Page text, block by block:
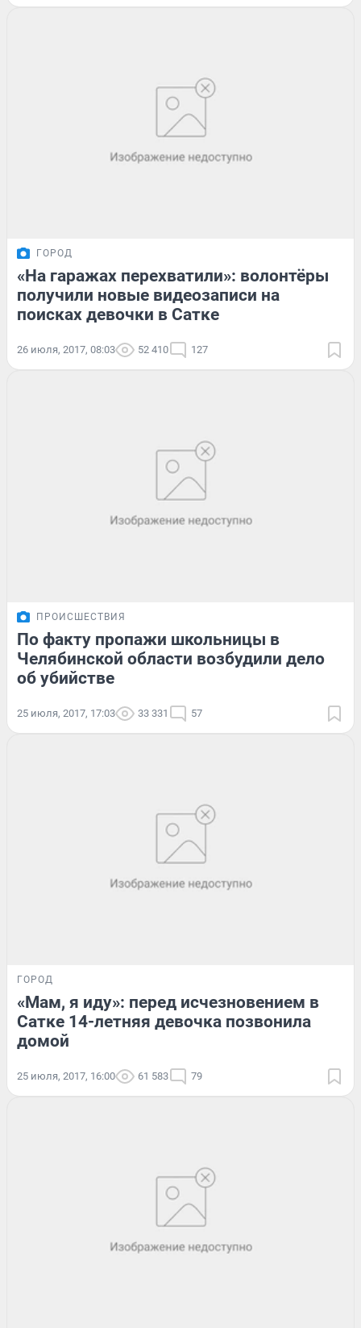
ГОРОД
«На гаражах перехватили»: волонтёры
получили новые видеозаписи на
поисках девочки в Сатке
26 июля, 2017, 08:03 52 410 127
ПРОИСШЕСТВИЯ
По факту пропажи школьницы в
Челябинской области возбудили дело
об убийстве
25 июля, 2017, 17:03 33 331 57
ГОРОД
«Мам, я иду»: перед исчезновением в
Сатке 14-летняя девочка позвонила
домой
25 июля, 2017, 16:00 61 583 79